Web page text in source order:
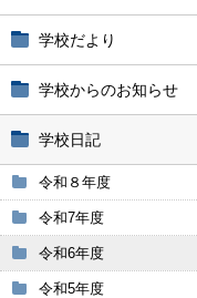
学校だより
学校からのお知らせ
学校日記
令和８年度
令和7年度
令和6年度
令和5年度